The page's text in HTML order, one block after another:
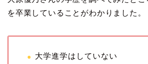
を卒業していることがわかりました。
大学進学はしていない